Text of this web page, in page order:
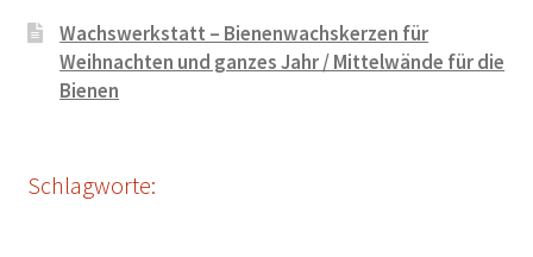
Wachswerkstatt – Bienenwachskerzen für
Weihnachten und ganzes Jahr / Mittelwände für die
Bienen
Schlagworte: